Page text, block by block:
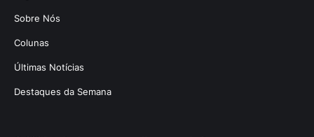
Sobre Nós
Colunas
Últimas Notícias
Destaques da Semana